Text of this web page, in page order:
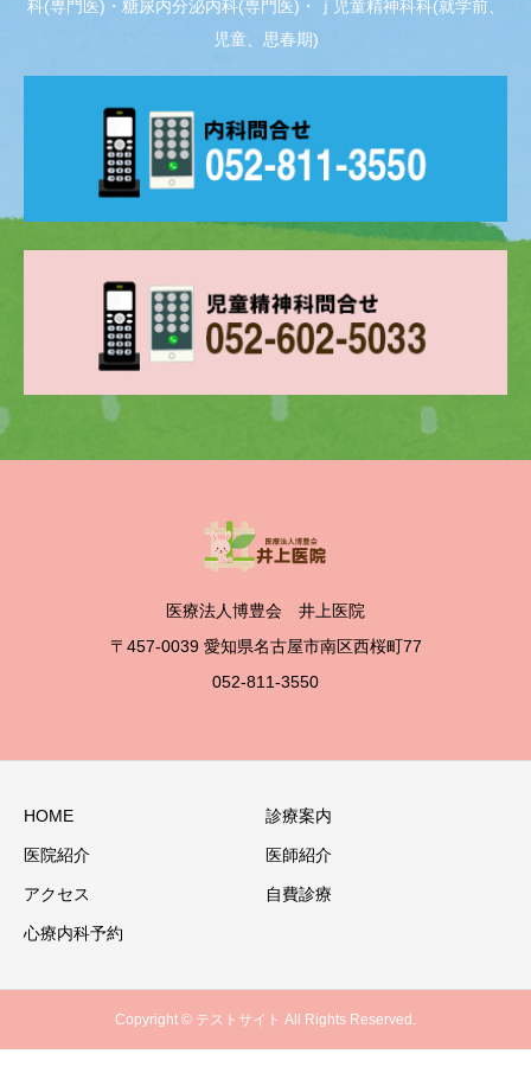
科(専門医)・糖尿内分泌内科(専門医)・ｊ児童精神科科(就学前、
児童、思春期)
医療法人博豊会 井上医院
〒457-0039 愛知県名古屋市南区西桜町77
052-811-3550
HOME 診療案内
医院紹介 医師紹介
アクセス 自費診療
心療内科予約
Copyright © テストサイト All Rights Reserved.